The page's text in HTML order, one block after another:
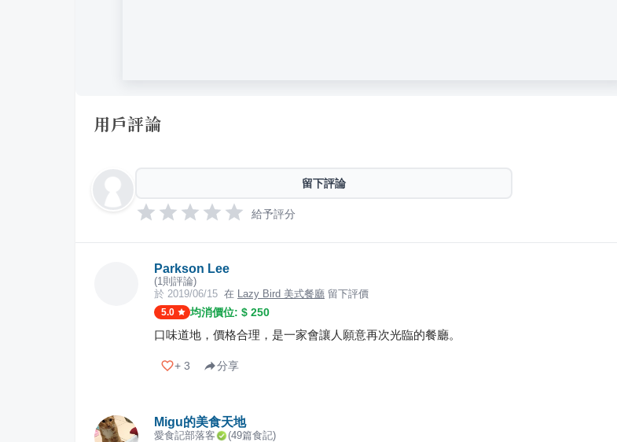
用戶評論
留下評論
給予評分
Parkson Lee
(1則評論)
於 2019/06/15 在 Lazy Bird 美式餐廳 留下評價
5.0 均消價位: $ 250
口味道地，價格合理，是一家會讓人願意再次光臨的餐廳。
+ 3 分享
Migu的美食天地
愛食記部落客 (49篇食記)